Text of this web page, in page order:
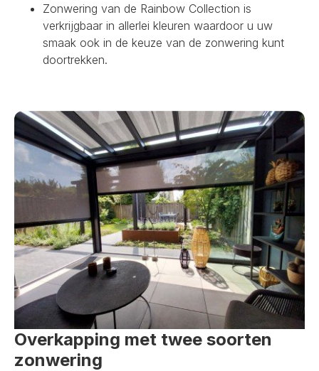
Zonwering van de Rainbow Collection is
verkrijgbaar in allerlei kleuren waardoor u uw
smaak ook in de keuze van de zonwering kunt
doortrekken.
Overkapping met twee soorten
zonwering